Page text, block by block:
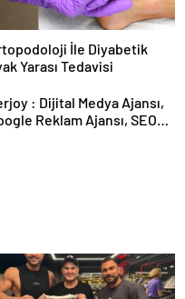
İle Diyabetik
Yarası Tedavisi
Medya Ajansı,
Reklam Ajansı, SEO